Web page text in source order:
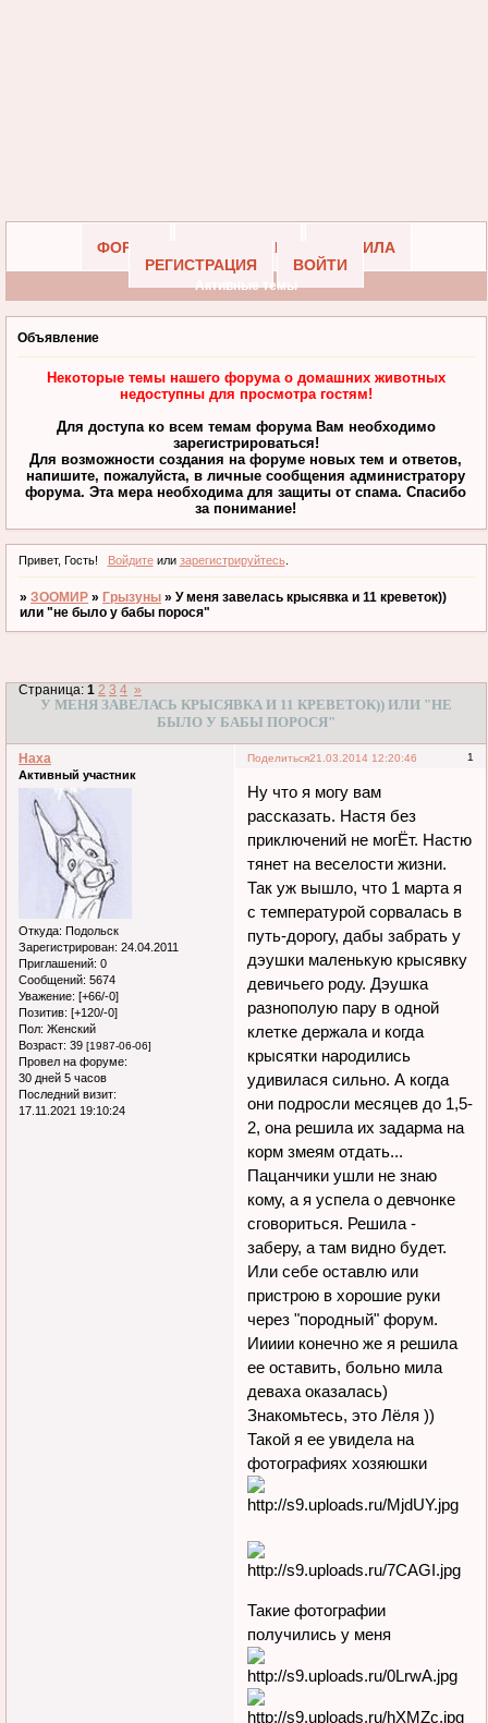
ФОРУМ УЧАСТНИКИ
ПРАВИЛА
РЕГИСТРАЦИЯ
ВОЙТИ
Активные темы
Объявление
Некоторые темы нашего форума о домашних животных
недоступны для просмотра гостям!
Для доступа ко всем темам форума Вам необходимо
зарегистрироваться!
Для возможности создания на форуме новых тем и ответов,
напишите, пожалуйста, в личные сообщения администратору
форума. Эта мера необходима для защиты от спама. Спасибо
за понимание!
Привет, Гость! Войдитеили зарегистрируйтесь.
»ЗООМИР » Грызуны »У меня завелась крысявка и 11 креветок))
или "не было у бабы порося"
У МЕНЯ ЗАВЕЛАСЬ КРЫСЯВКА И 11 КРЕВЕТОК)) ИЛИ "НЕ
БЫЛО У БАБЫ ПОРОСЯ"
Страница:1 2 3 4 »
Поделиться 1
21.03.2014 12:20:46
Наха
Активный участник
Откуда: Подольск
Зарегистрирован: 24.04.2011
Приглашений: 0
Сообщений: 5674
Уважение: [+66/-0]
Позитив: [+120/-0]
Пол: Женский
Возраст: 39 [1987-06-06]
Провел на форуме:
30 дней 5 часов
Последний визит:
17.11.2021 19:10:24
Ну что я могу вам
рассказать. Настя без
приключений не могЁт. Настю
тянет на веселости жизни.
Так уж вышло, что 1 марта я
с температурой сорвалась в
путь-дорогу, дабы забрать у
дэушки маленькую крысявку
девичьего роду. Дэушка
разнополую пару в одной
клетке держала и когда
крысятки народились
удивилася сильно. А когда
они подросли месяцев до 1,5-
2, она решила их задарма на
корм змеям отдать...
Пацанчики ушли не знаю
кому, а я успела о девчонке
сговориться. Решила -
заберу, а там видно будет.
Или себе оставлю или
пристрою в хорошие руки
через "породный" форум.
Иииии конечно же я решила
ее оставить, больно мила
деваха оказалась)
Знакомьтесь, это Лёля ))
Такой я ее увидела на
фотографиях хозяюшки
Такие фотографии
получились у меня